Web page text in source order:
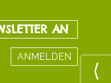
AN